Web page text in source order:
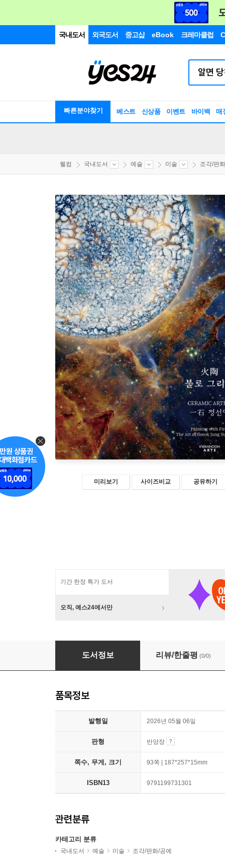
국내도서 외국도서 중고샵 eBook 크레마클럽
빠른분야찾기 베스트 신상품 이벤트 바이백 매
웰컴 국내도서 예술 미술 조각/판
미리보기 사이즈비교 공유하기
기간 한정 특가 도서
오직, 예스24에서만
불로 그리다
도서정보 리뷰/한줄평 (0/0)
품목정보
발행일 2026년 05월 06일
판형 반양장
쪽수, 무게, 크기 93쪽 | 187*257*15mm
ISBN13 9791199731301
관련분류
카테고리 분류
국내도서 예술 미술
조각/판화/공예